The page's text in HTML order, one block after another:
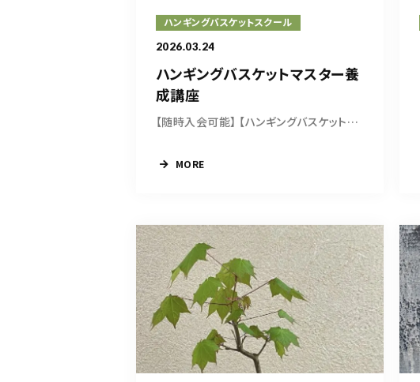
ハンギングバスケットスクール
2026.03.24
ハンギングバスケットマスター養
成講座
【随時入会可能】 【ハンギングバスケットマスタ...
MORE